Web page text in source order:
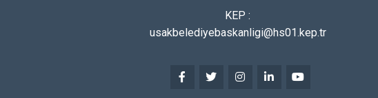
KEP :
usakbelediyebaskanligi@hs01.kep.tr